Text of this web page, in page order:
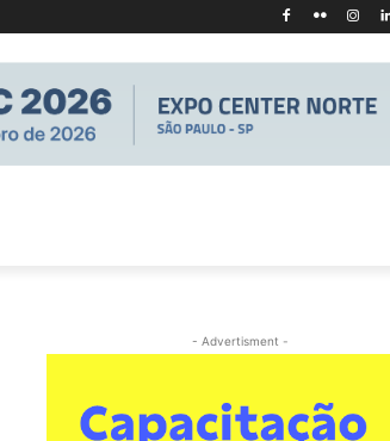
- Advertisment -